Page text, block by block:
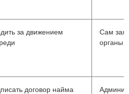
за движением
Сам
органы
договор найма